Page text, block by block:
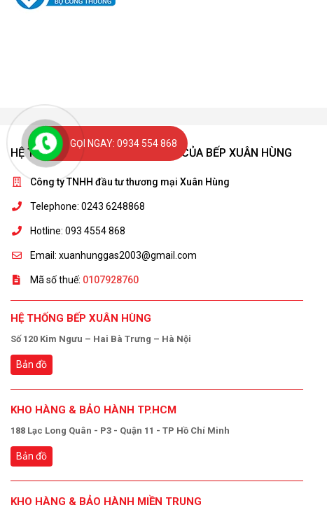
HỆ THỐNG SHOWROOM & CƠ SỞ CỦA BẾP XUÂN HÙNG
Công ty TNHH đầu tư thương mại Xuân Hùng
Telephone: 0243 6248868
Hotline: 093 4554 868
Email: xuanhunggas2003@gmail.com
Mã số thuế: 0107928760
HỆ THỐNG BẾP XUÂN HÙNG
Số 120 Kim Ngưu – Hai Bà Trưng – Hà Nội
Bản đồ
KHO HÀNG & BẢO HÀNH TP.HCM
188 Lạc Long Quân - P3 - Quận 11 - TP Hồ Chí Minh
Bản đồ
KHO HÀNG & BẢO HÀNH MIỀN TRUNG
GỌI NGAY: 0934 554 868